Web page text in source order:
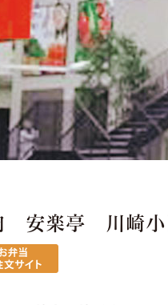
安楽亭 川崎小